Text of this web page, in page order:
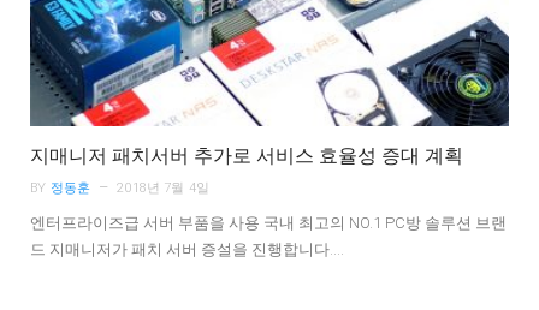
지매니저 패치서버 추가로 서비스 효율성 증대 계획
BY 정동훈 2018년 7월 4일
엔터프라이즈급 서버 부품을 사용 국내 최고의 NO.1 PC방 솔루션 브랜
드 지매니저가 패치 서버 증설을 진행합니다.…